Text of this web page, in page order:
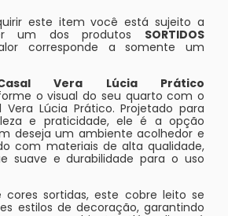
este item você está sujeito a
um dos produtos SORTIDOS
corresponde a somente um
Vera Lúcia Prático
o visual do seu quarto com o
Vera Lúcia Prático. Projetado para
e praticidade, ele é a opção
deseja um ambiente acolhedor e
com materiais de alta qualidade,
suave e durabilidade para o uso
sortidas, este cobre leito se
estilos de decoração, garantindo